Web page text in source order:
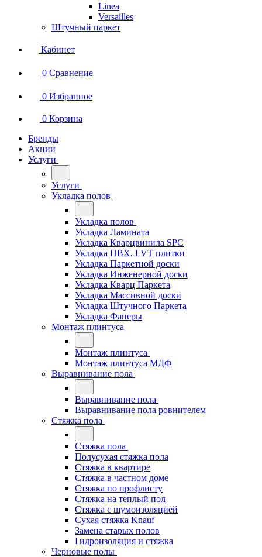
Linea
Versailles
Штучный паркет
Кабинет
0 Сравнение
0 Избранное
0 Корзина
Бренды
Акции
Услуги
Услуги
Укладка полов
Укладка полов
Укладка Ламината
Укладка Кварцвинила SPC
Укладка ПВХ, LVT плитки
Укладка Паркетной доски
Укладка Инженерной доски
Укладка Кварц Паркета
Укладка Массивной доски
Укладка Штучного Паркета
Укладка Фанеры
Монтаж плинтуса
Монтаж плинтуса
Монтаж плинтуса МДФ
Выравнивание пола
Выравнивание пола
Выравнивание пола ровнителем
Стяжка пола
Стяжка пола
Полусухая стяжка пола
Стяжка в квартире
Стяжка в частном доме
Стяжка по профлисту
Стяжка на теплый пол
Стяжка с шумоизоляцией
Сухая стяжка Knauf
Замена старых полов
Гидроизоляция и стяжка
Черновые полы